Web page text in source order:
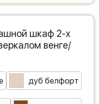
шкаф 2-х
венге/
дуб белфорт